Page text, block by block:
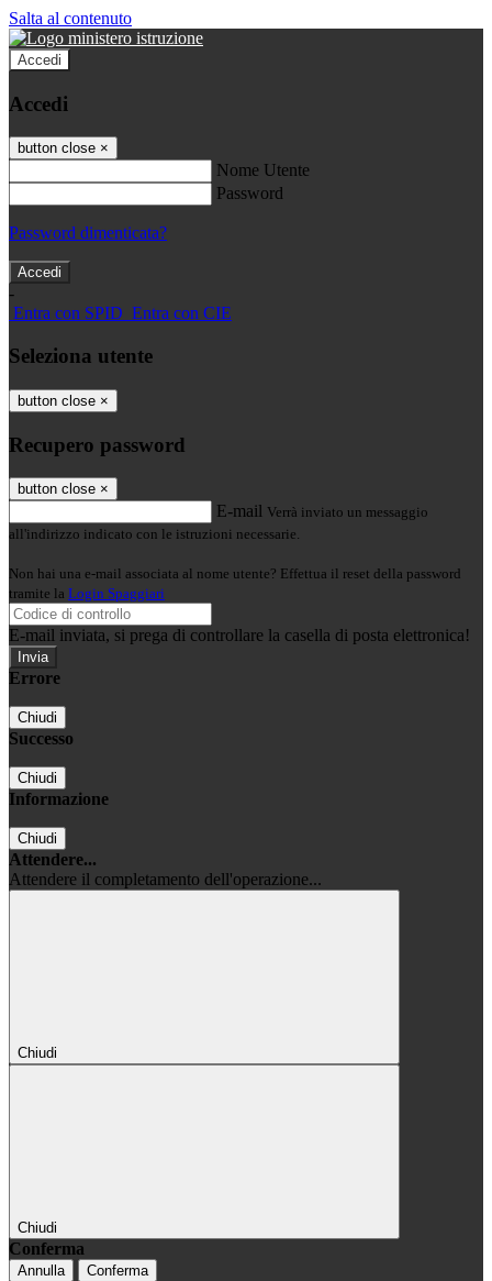
Salta al contenuto
Accedi
Accedi
button close ×
Nome Utente
Password
Password dimenticata?
-
Entra con SPID Entra con CIE
Seleziona utente
button close ×
Recupero password
button close ×
E-mail Verrà inviato un messaggio
all'indirizzo indicato con le istruzioni necessarie.
Non hai una e-mail associata al nome utente? Effettua il reset della password
tramite la Login Spaggiari
E-mail inviata, si prega di controllare la casella di posta elettronica!
Errore
Chiudi
Successo
Chiudi
Informazione
Chiudi
Attendere...
Attendere il completamento dell'operazione...
Chiudi
Chiudi
Conferma
Annulla Conferma